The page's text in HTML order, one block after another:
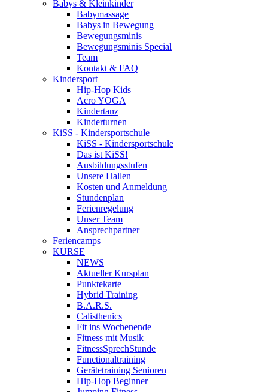
Babys & Kleinkinder
Babymassage
Babys in Bewegung
Bewegungsminis
Bewegungsminis Special
Team
Kontakt & FAQ
Kindersport
Hip-Hop Kids
Acro YOGA
Kindertanz
Kinderturnen
KiSS - Kindersportschule
KiSS - Kindersportschule
Das ist KiSS!
Ausbildungsstufen
Unsere Hallen
Kosten und Anmeldung
Stundenplan
Ferienregelung
Unser Team
Ansprechpartner
Feriencamps
KURSE
NEWS
Aktueller Kursplan
Punktekarte
Hybrid Training
B.A.R.S.
Calisthenics
Fit ins Wochenende
Fitness mit Musik
FitnessSprechStunde
Functionaltraining
Gerätetraining Senioren
Hip-Hop Beginner